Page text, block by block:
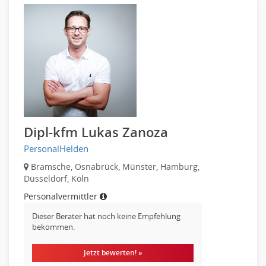
PR, Unternehmenskommunikation
Produktmanagement
Strategisches Marketing
Vertriebsmarketing
Human Resources
Personal Leitung, Teamleitung
rec2rec
Recruiting, Personalmarketing
Referent
Anwaltschaft
Justiziariat, Rechtsabteilung
Notar-, Justizfachangestellter, Anwaltsfachgehilfe
Notariat
Richter, Justizbeamte
Analyst
Anlageberatung, Vermögensberatung
Asset-/Fonds-Management
Personaldienstleistungen
Pharmaindustrie
Telekommunikation
Textilien & Bekleidung
Transport & Logistik
Unternehmensberatung
Naturwissenschaften & Forschung
Dipl-kfm Lukas Zanoza
PersonalHelden
Bramsche, Osnabrück, Münster, Hamburg,
Düsseldorf, Köln
Personalvermittler
Dieser Berater hat noch keine Empfehlung
bekommen.
Jetzt bewerten! »